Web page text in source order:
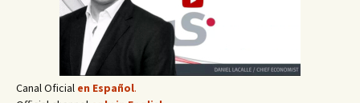
Canal Oficial en Español.